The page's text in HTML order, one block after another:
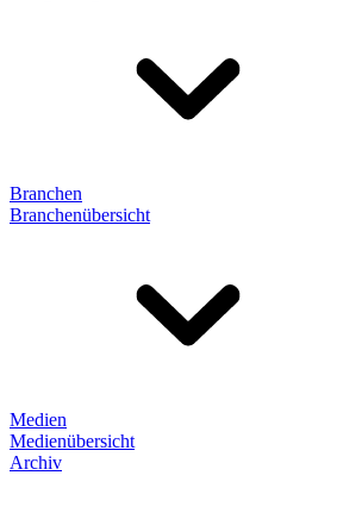
Branchen
Branchenübersicht
Medien
Medienübersicht
Archiv